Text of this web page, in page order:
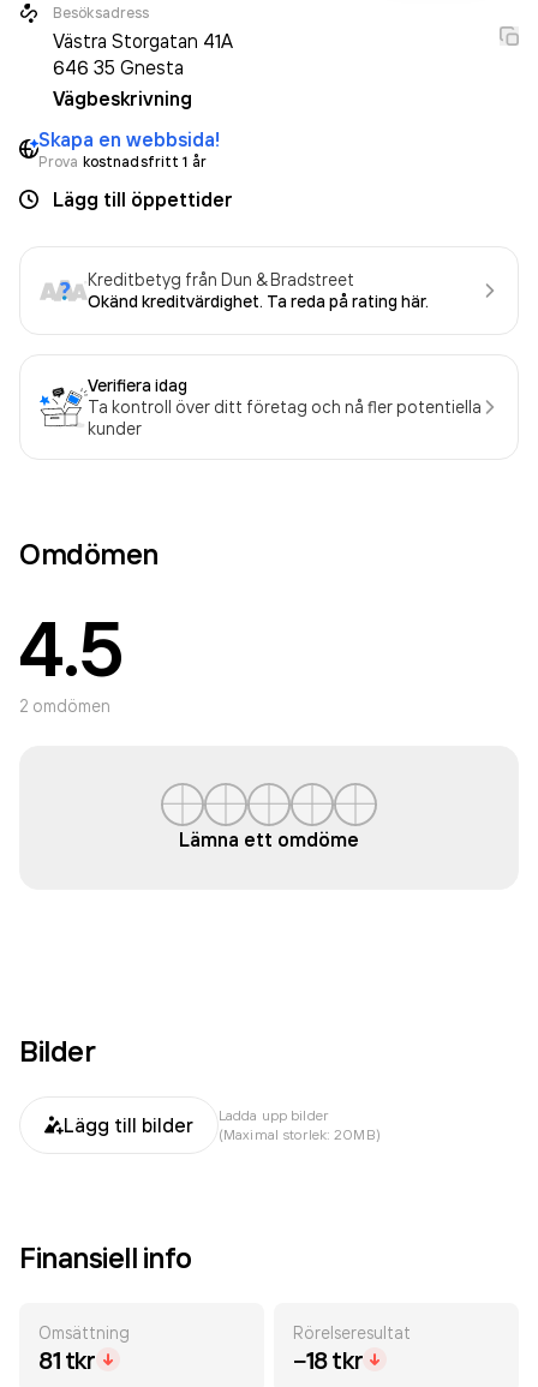
Besöksadress
Västra Storgatan 41A
646 35 Gnesta
Vägbeskrivning
Skapa en webbsida!
Prova kostnadsfritt 1 år
Lägg till öppettider
Kreditbetyg från Dun & Bradstreet
Okänd kreditvärdighet. Ta reda på rating här.
Verifiera idag
Ta kontroll över ditt företag och nå fler potentiella
kunder
Omdömen
4.5
2 omdömen
Lämna ett omdöme
Bilder
Lägg till bilder
Ladda upp bilder
(Maximal storlek: 20MB)
Finansiell info
Omsättning
81 tkr
Rörelseresultat
−18 tkr